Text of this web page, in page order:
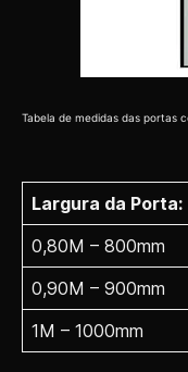
Tabela de medidas das portas
Largura da Porta:
0,80M – 800mm
0,90M – 900mm
1M – 1000mm